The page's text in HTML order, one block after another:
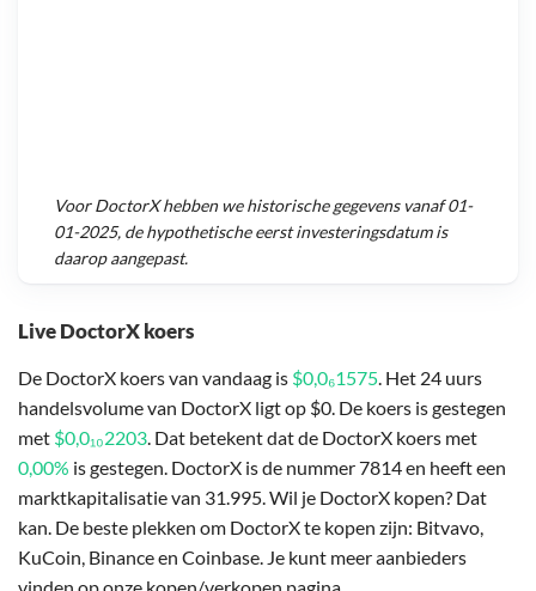
Live DoctorX koers
De DoctorX koers van vandaag is $0,0₆1575. Het 24 uurs
handelsvolume van DoctorX ligt op $0. De koers is gestegen
met $0,0₁₀2203. Dat betekent dat de DoctorX koers met
0,00% is gestegen. DoctorX is de nummer 7814 en heeft een
marktkapitalisatie van 31.995. Wil je DoctorX kopen? Dat
kan. De beste plekken om DoctorX te kopen zijn: Bitvavo,
KuCoin, Binance en Coinbase. Je kunt meer aanbieders
VoorDoctorXhebben we historische gegevens vanaf01-
01-2025, de hypothetische eerst investeringsdatum is
daarop aangepast.